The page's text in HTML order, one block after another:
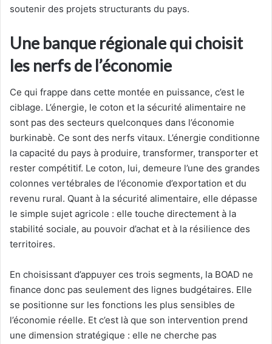
soutenir des projets structurants du pays.
Une banque régionale qui choisit
les nerfs de l’économie
Ce qui frappe dans cette montée en puissance, c’est le
ciblage. L’énergie, le coton et la sécurité alimentaire ne
sont pas des secteurs quelconques dans l’économie
burkinabè. Ce sont des nerfs vitaux. L’énergie conditionne
la capacité du pays à produire, transformer, transporter et
rester compétitif. Le coton, lui, demeure l’une des grandes
colonnes vertébrales de l’économie d’exportation et du
revenu rural. Quant à la sécurité alimentaire, elle dépasse
le simple sujet agricole : elle touche directement à la
stabilité sociale, au pouvoir d’achat et à la résilience des
territoires.
En choisissant d’appuyer ces trois segments, la BOAD ne
finance donc pas seulement des lignes budgétaires. Elle
se positionne sur les fonctions les plus sensibles de
l’économie réelle. Et c’est là que son intervention prend
une dimension stratégique : elle ne cherche pas